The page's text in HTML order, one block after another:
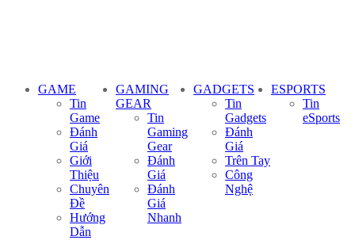
GAME
Tin
Game
Đánh
Giá
Giới
Thiệu
Chuyên
Đề
Hướng
Dẫn
GAMING
GEAR
Tin
Gaming
Gear
Đánh
Giá
Đánh
Giá
Nhanh
GADGETS
Tin
Gadgets
Đánh
Giá
Trên Tay
Công
Nghệ
ESPORTS
Tin
eSports